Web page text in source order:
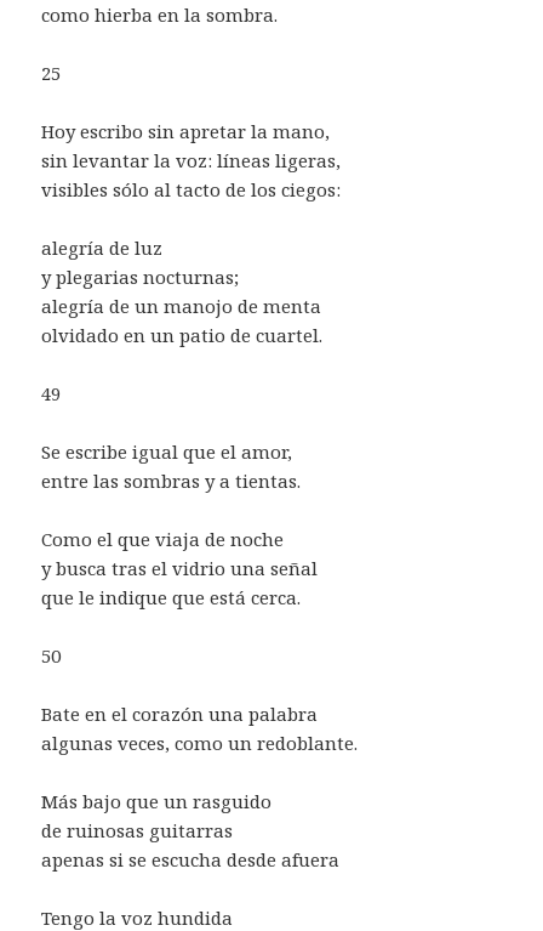
como hierba en la sombra.
25
Hoy escribo sin apretar la mano,
sin levantar la voz: líneas ligeras,
visibles sólo al tacto de los ciegos:
alegría de luz
y plegarias nocturnas;
alegría de un manojo de menta
olvidado en un patio de cuartel.
49
Se escribe igual que el amor,
entre las sombras y a tientas.
Como el que viaja de noche
y busca tras el vidrio una señal
que le indique que está cerca.
50
Bate en el corazón una palabra
algunas veces, como un redoblante.
Más bajo que un rasguido
de ruinosas guitarras
apenas si se escucha desde afuera
Tengo la voz hundida